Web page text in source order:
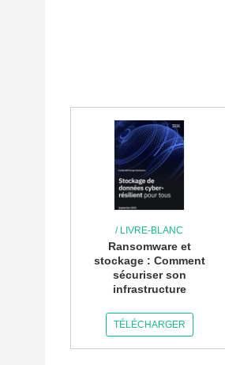
/ LIVRE-BLANC
Ransomware et
stockage : Comment
sécuriser son
infrastructure
TÉLÉCHARGER